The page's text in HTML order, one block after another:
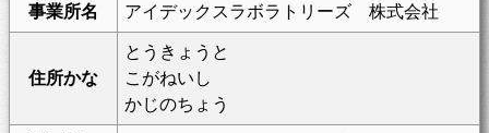
事業所名
アイデックスラボラトリーズ 株式会社
住所かな
とうきょうと
こがねいし
かじのちょう